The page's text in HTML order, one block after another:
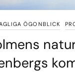
ÖGONBLICK